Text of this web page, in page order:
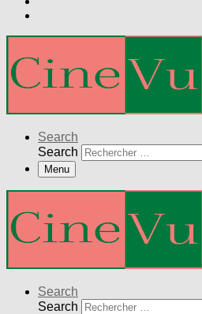
Search
Search
Menu
Search
Search